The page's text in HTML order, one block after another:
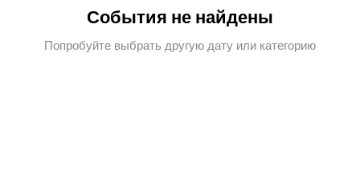
События не найдены
Попробуйте выбрать другую дату или категорию